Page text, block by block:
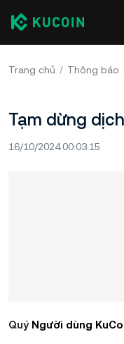
Trang chủ Thông báo
Tạm dừng
16/10/2024 00:03:15
Quý Người dùng